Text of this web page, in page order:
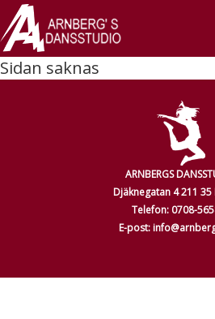
Sidan saknas
ARNBERGS
Djäknegatan 4 211 35
Telefon: 0708-
E-post: